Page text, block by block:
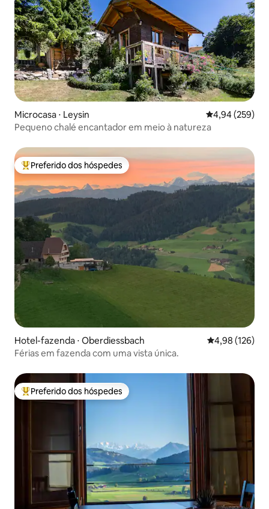
Microcasa ⋅ Leysin 4,94 de uma
4,94 (259)
Pequeno chalé encantador em meio à natureza
Entre os melhores preferidos dos hóspedes
Preferido dos hóspedes
Hotel-fazenda ⋅ Oberdiessbach 4,98 de uma
4,98 (126)
Férias em fazenda com uma vista única.
Entre os melhores preferidos dos hóspedes
Preferido dos hóspedes